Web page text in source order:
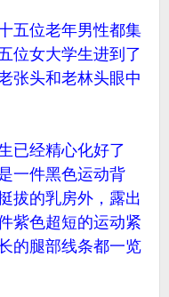
位老年男性都集
位女大学生进到了
张头和老林头眼中
经精心化好了
一件黑色运动背
拔的乳房外，露出
紫色超短的运动紧
的腿部线条都一览